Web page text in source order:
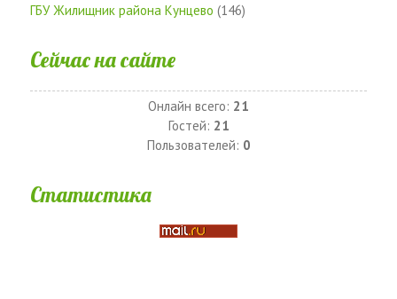
ГБУ Жилищник района Кунцево (146)
Сейчас на сайте
Онлайн всего: 21
Гостей: 21
Пользователей: 0
Статистика